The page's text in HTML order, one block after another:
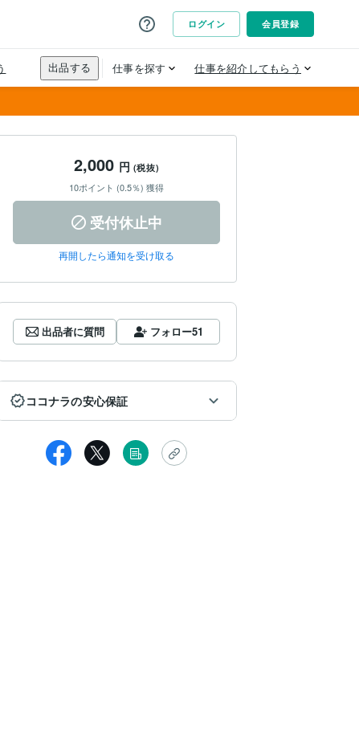
2,000 円 (税抜)
10ポイント (0.5％) 獲得
受付休止中
再開したら通知を受け取る
出品者に質問 フォロー51
ココナラの安心保証